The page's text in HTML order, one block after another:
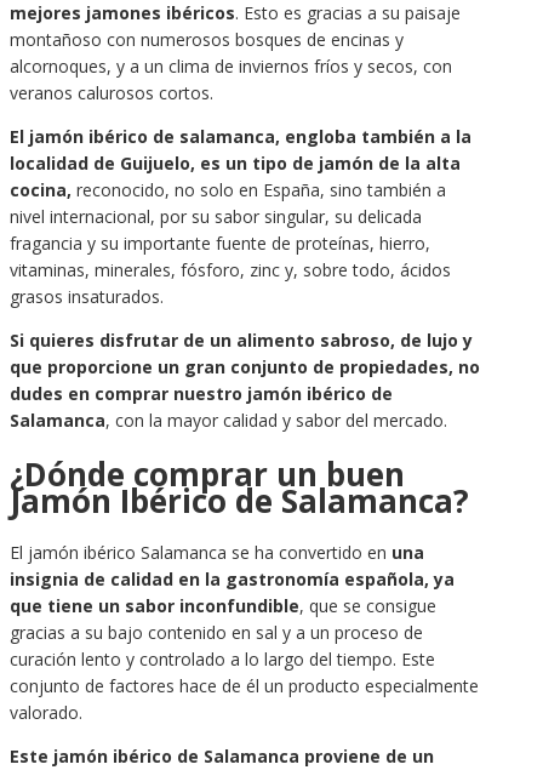
mejores jamones ibéricos. Esto es gracias a su paisaje
montañoso con numerosos bosques de encinas y
alcornoques, y a un clima de inviernos fríos y secos, con
veranos calurosos cortos.
El jamón ibérico de salamanca, engloba también a la
localidad de Guijuelo, es un tipo de jamón de la alta
cocina, reconocido, no solo en España, sino también a
nivel internacional, por su sabor singular, su delicada
fragancia y su importante fuente de proteínas, hierro,
vitaminas, minerales, fósforo, zinc y, sobre todo, ácidos
grasos insaturados.
Si quieres disfrutar de un alimento sabroso, de lujo y
que proporcione un gran conjunto de propiedades, no
dudes en comprar nuestro jamón ibérico de
Salamanca, con la mayor calidad y sabor del mercado.
¿Dónde comprar un buen
Jamón Ibérico de Salamanca?
El jamón ibérico Salamanca se ha convertido en una
insignia de calidad en la gastronomía española, ya
que tiene un sabor inconfundible, que se consigue
gracias a su bajo contenido en sal y a un proceso de
curación lento y controlado a lo largo del tiempo. Este
conjunto de factores hace de él un producto especialmente
valorado.
Este jamón ibérico de Salamanca proviene de un